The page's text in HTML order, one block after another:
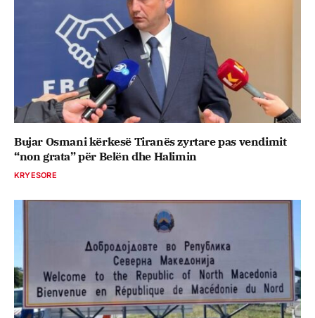
Bujar Osmani kërkesë Tiranës zyrtare pas vendimit
“non grata” për Belën dhe Halimin
KRYESORE